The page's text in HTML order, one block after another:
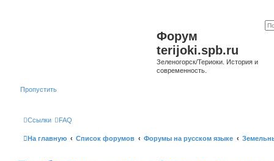
Форум
terijoki.spb.ru
Зеленогорск/Териоки. История и
современность.
Пропустить
Ссылки FAQ
На главную Список форумов Форумы на русском языке